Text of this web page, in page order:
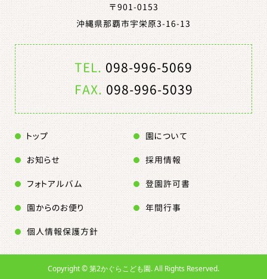
〒901-0153
沖縄県那覇市宇栄原3-16-13
TEL.098-996-5069
FAX.098-996-5039
トップ 園について
園からのお便り
お知らせ 採用情報
年間行事
フォトアルバム 登園許可書
個人情報保護方針
Copyright ©第2かぐらこども園. All Rights Reserved.